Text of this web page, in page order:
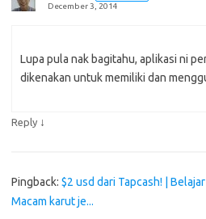
December 3, 2014
Lupa pula nak bagitahu, aplikasi ni
dikenakan untuk memiliki dan
Reply ↓
Pingback: $2 usd dari Tapcash! |
Macam karut je...